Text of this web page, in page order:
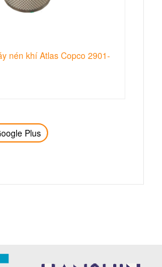
nén khí Atlas Copco 2901-
Plus